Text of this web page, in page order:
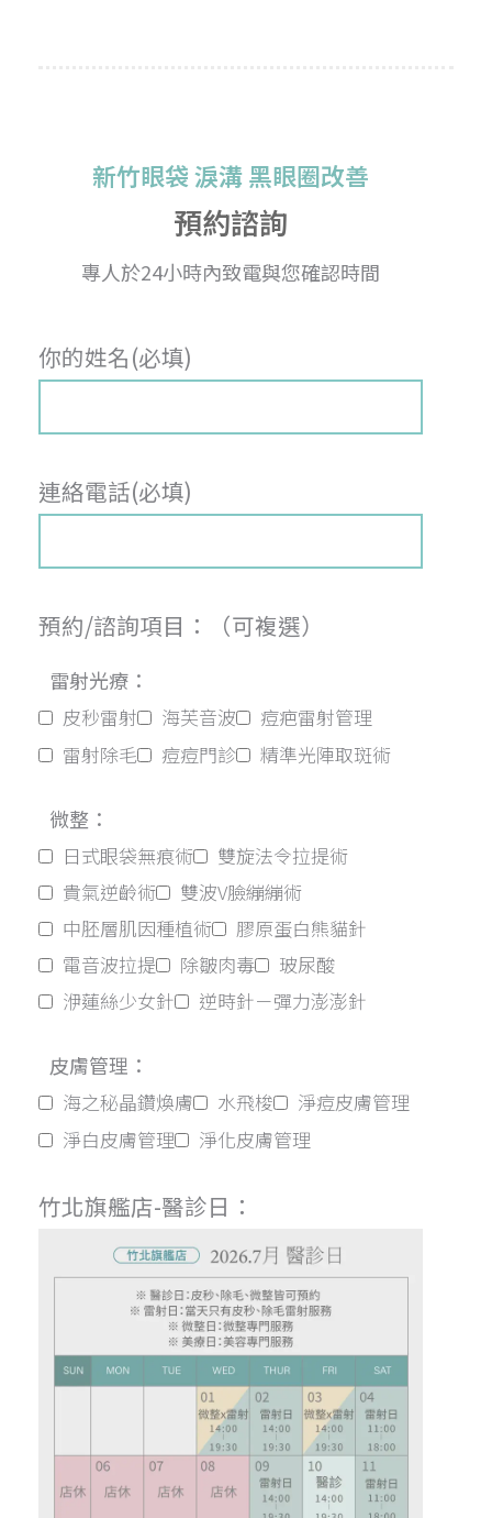
新竹眼袋 淚溝 黑眼圈改善
預約諮詢
專人於24小時內致電與您確認時間
你的姓名(必填)
連絡電話(必填)
預約/諮詢項目：（可複選）
雷射光療：
皮秒雷射 海芙音波
痘疤雷射管理
雷射除毛
痘痘門診 精準光陣取斑術
微整：
日式眼袋無痕術
雙旋法令拉提術
貴氣逆齡術
雙波V臉繃繃術
中胚層肌因種植術
膠原蛋白熊貓針
電音波拉提
除皺肉毒
玻尿酸
洢蓮絲少女針
逆時針－彈力澎澎針
皮膚管理：
海之秘晶鑽煥膚 水飛梭
淨痘皮膚管理
淨白皮膚管理
淨化皮膚管理
竹北旗艦店-醫診日：